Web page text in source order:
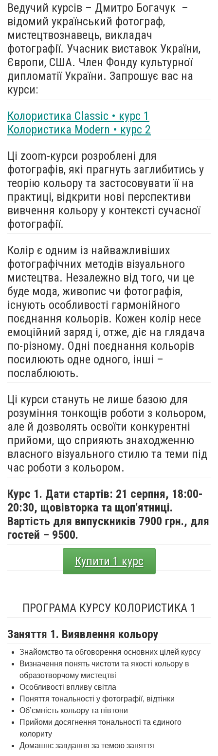
Ведучий курсів – Дмитро Богачук –
відомий український фотограф,
мистецтвознавець, викладач
фотографії. Учасник виставок України,
Європи, США. Член Фонду культурної
дипломатії України. Запрошує вас на
курси:
Колористика Classic • курс 1
Колористика Modern • курс 2
Ці zoom-курси розроблені для
фотографів, які прагнуть заглибитись у
теорію кольору та застосовувати її на
практиці, відкрити нові перспективи
вивчення кольору у контексті сучасної
фотографії.
Колір є одним із найважливіших
фотографічних методів візуального
мистецтва. Незалежно від того, чи це
буде мода, живопис чи фотографія,
існують особливості гармонійного
поєднання кольорів. Кожен колір несе
емоційний заряд і, отже, діє на глядача
по-різному. Одні поєднання кольорів
посилюють одне одного, інші –
послаблюють.
Ці курси стануть не лише базою для
розуміння тонкощів роботи з кольором,
але й дозволять освоїти конкурентні
прийоми, що сприяють знаходженню
власного візуального стилю та теми під
час роботи з кольором.
Курс 1. Дати стартів: 21 серпня, 18:00-
20:30, щовівторка та щоп'ятниці.
Вартість для випускників 7900 грн., для
гостей – 9500.
Купити 1 курс
ПРОГРАМА КУРСУ КОЛОРИСТИКА 1
Заняття 1. Виявлення кольору
Знайомство та обговорення основних цілей курсу
Визначення понять чистоти та якості кольору в
образотворчому мистецтві
Особливості впливу світла
Поняття тональності у фотографії, відтінки
Об’ємність кольору та півтони
Прийоми досягнення тональності та єдиного
колориту
Домашнє завдання за темою заняття